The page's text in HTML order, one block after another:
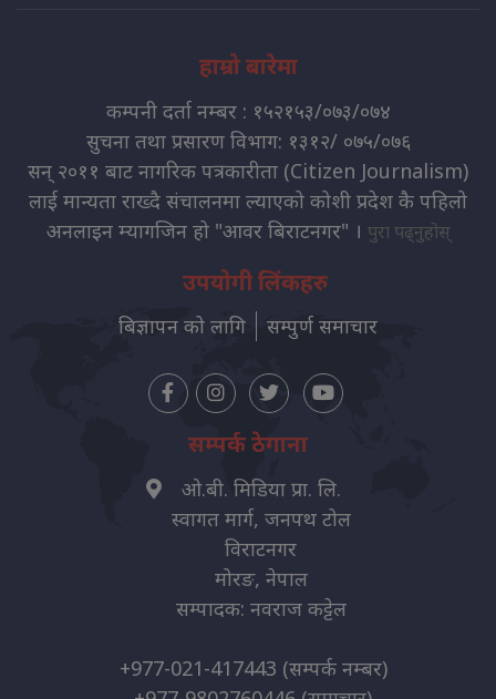
हाम्रो बारेमा
कम्पनी दर्ता नम्बर : १५२१५३/०७३/०७४
सुचना तथा प्रसारण विभाग: १३१२/ ०७५/०७६
सन् २०११ बाट नागरिक पत्रकारीता (Citizen Journalism)
लाई मान्यता राख्दै संचालनमा ल्याएको कोशी प्रदेश कै पहिलो
अनलाइन म्यागजिन हो "आवर बिराटनगर" । पुरा पढ्नुहोस्
उपयोगी लिंकहरु
बिज्ञापन को लागि सम्पुर्ण समाचार
सम्पर्क ठेगाना
ओ.बी. मिडिया प्रा. लि.
स्वागत मार्ग, जनपथ टोल
विराटनगर
मोरङ, नेपाल
सम्पादक: नवराज कट्टेल
+977-021-417443 (सम्पर्क नम्बर)